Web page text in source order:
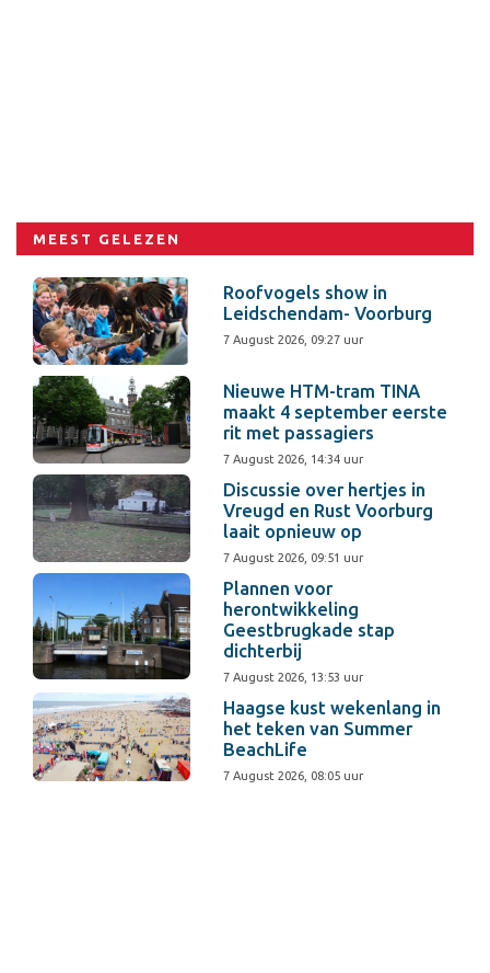
MEEST GELEZEN
Roofvogels show in
Leidschendam- Voorburg
7 August 2026, 09:27 uur
Nieuwe HTM-tram TINA
maakt 4 september eerste
rit met passagiers
7 August 2026, 14:34 uur
Discussie over hertjes in
Vreugd en Rust Voorburg
laait opnieuw op
7 August 2026, 09:51 uur
Plannen voor
herontwikkeling
Geestbrugkade stap
dichterbij
7 August 2026, 13:53 uur
Haagse kust wekenlang in
het teken van Summer
BeachLife
7 August 2026, 08:05 uur